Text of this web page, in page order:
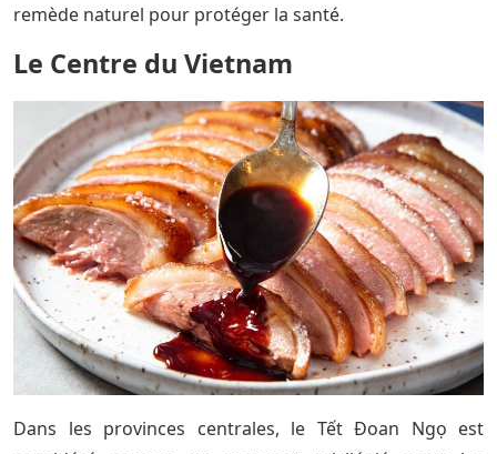
remède naturel pour protéger la santé.
Le Centre du Vietnam
Dans les provinces centrales, le Tết Đoan Ngọ est